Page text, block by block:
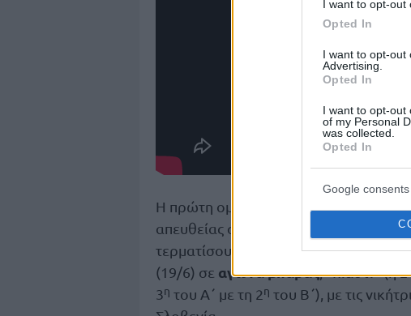
I want to opt-out
Opted In
I want to opt-out
Advertising.
Opted In
I want to opt-out
of my Personal
was collected.
Opted In
Google consents
Η πρώτη ομάδα από τους τέσσερις
απευθείας στα προημιτελικά στη
τερματίσουν στη 2
και 3 θέση των
(19/6) σε αγώνα μπαράζ, «χιαστί» (η 2
3η του Α΄ με τη 2η του Β΄), με τις